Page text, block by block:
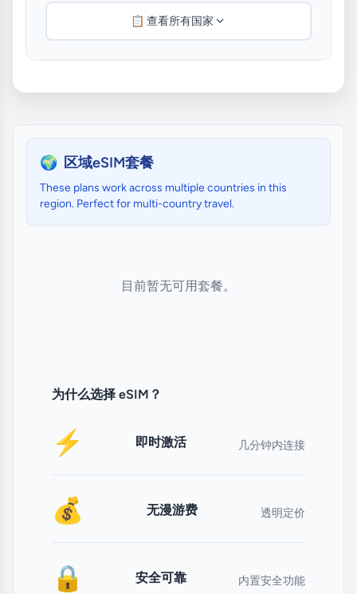
📋 查看所有国家
🌍 区域eSIM套餐
These plans work across multiple countries in this
region. Perfect for multi-country travel.
目前暂无可用套餐。
为什么选择 eSIM？
⚡ 即时激活 几分钟内连接
💰 无漫游费 透明定价
🔒 安全可靠 内置安全功能